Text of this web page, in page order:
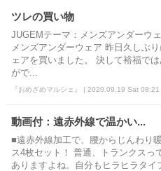
ツレの買い物
JUGEMテーマ：メンズアンダーウ
メンズアンダーウェア 昨日久しぶ
ェアを買いました。 決して裕福で
がで...
『おめざめマルシェ』 | 2020.09.19 Sat 08:21
動画付：遠赤外線で温かい...
■遠赤外線加工で、腰からじんわり
ス4枚セット！ 普通、トランクスっ
ありますよね。自分もヒラヒラタイ